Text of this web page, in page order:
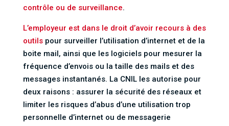
contrôle ou de surveillance.
L’employeur est dans le droit d’avoir recours à des
outilspour surveiller l’utilisation d’internet et de la
boite mail, ainsi que les logiciels pour mesurer la
fréquence d’envois ou la taille des mails et des
messages instantanés. La CNIL les autorise pour
deux raisons : assurer la sécurité des réseaux et
limiter les risques d’abus d’une utilisation trop
personnelle d’internet ou de messagerie